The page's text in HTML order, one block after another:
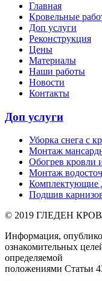
Главная
Кровельные
Доп услуги
Реконструкция
Цены
Материалы
Наши работы
Новости
Контакты
Доп услуги
Уборка снега с
Монтаж
Обогрев кровли
Монтаж
Комплектующие
Подшив
© 2019 ГЛЕДЕН
Информация,
ознакомительных
определяемой
положениями Статьи